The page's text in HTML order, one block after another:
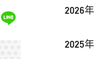
2026年
2025年